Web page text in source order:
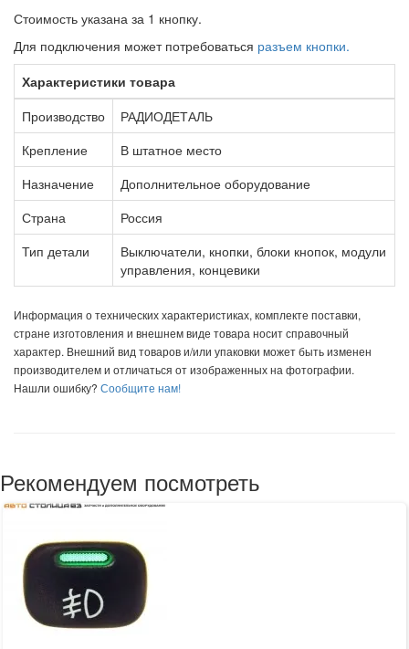
Стоимость указана за 1 кнопку.
Для подключения может потребоваться разъем кнопки.
Характеристики товара
Производство
РАДИОДЕТАЛЬ
Крепление
В штатное место
Назначение
Дополнительное оборудование
Страна
Россия
Тип детали
Выключатели, кнопки, блоки кнопок, модули
управления, концевики
Информация о технических характеристиках, комплекте поставки,
стране изготовления и внешнем виде товара носит справочный
характер. Внешний вид товаров и/или упаковки может быть изменен
производителем и отличаться от изображенных на фотографии.
Нашли ошибку? Сообщите нам!
Рекомендуем посмотреть